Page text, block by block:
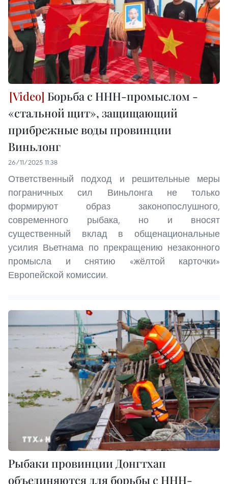
Борьба с ННН-промыслом -
«стальной щит», защищающий
прибрежные воды провинции
Виньлонг
26/11/2025 11:38
Ответственный подход и решительные меры
пограничных сил Виньлонга не только
формируют образ законопослушного,
современного рыбака, но и вносят
существенный вклад в общенациональные
усилия Вьетнама по прекращению незаконного
промысла и снятию «жёлтой карточки»
Европейской комиссии.
Рыбаки провинции Донгтхап
объединяются для борьбы с ННН-